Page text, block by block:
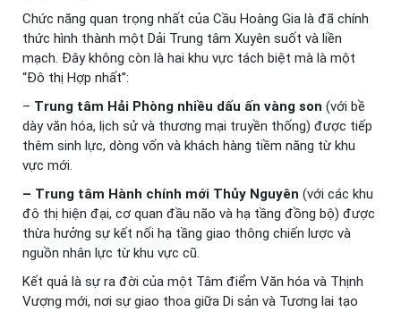
Chức năng quan trọng nhất của Cầu Hoàng Gia là đã chính
thức hình thành một Dải Trung tâm Xuyên suốt và liền
mạch. Đây không còn là hai khu vực tách biệt mà là một
“Đô thị Hợp nhất”:
– Trung tâm Hải Phòng nhiều dấu ấn vàng son (với bề
dày văn hóa, lịch sử và thương mại truyền thống) được tiếp
thêm sinh lực, dòng vốn và khách hàng tiềm năng từ khu
vực mới.
– Trung tâm Hành chính mới Thủy Nguyên (với các khu
đô thị hiện đại, cơ quan đầu não và hạ tầng đồng bộ) được
thừa hưởng sự kết nối hạ tầng giao thông chiến lược và
nguồn nhân lực từ khu vực cũ.
Kết quả là sự ra đời của một Tâm điểm Văn hóa và Thịnh
Vượng mới, nơi sự giao thoa giữa Di sản và Tương lai tạo